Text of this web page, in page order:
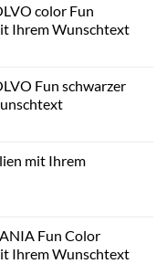
color Fun
Ihrem Wunschtext
Fun schwarzer
mit Ihrem
Fun Color
Ihrem Wunschtext